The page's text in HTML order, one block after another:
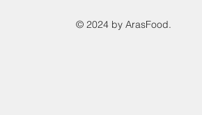
© 2024 by ArasFood.